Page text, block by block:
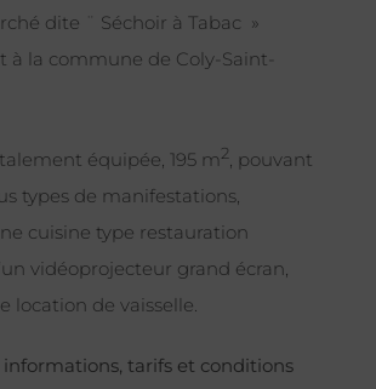
dite ¨ Séchoir à Tabac »
à la commune de Coly-Saint-
équipée, 195 m2, pouvant
types de manifestations,
cuisine type restauration
vidéoprojecteur grand écran,
location de vaisselle.
tarifs et conditions